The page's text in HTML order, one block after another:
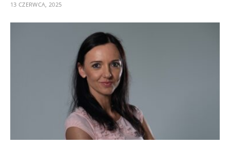
13 CZERWCA, 2025